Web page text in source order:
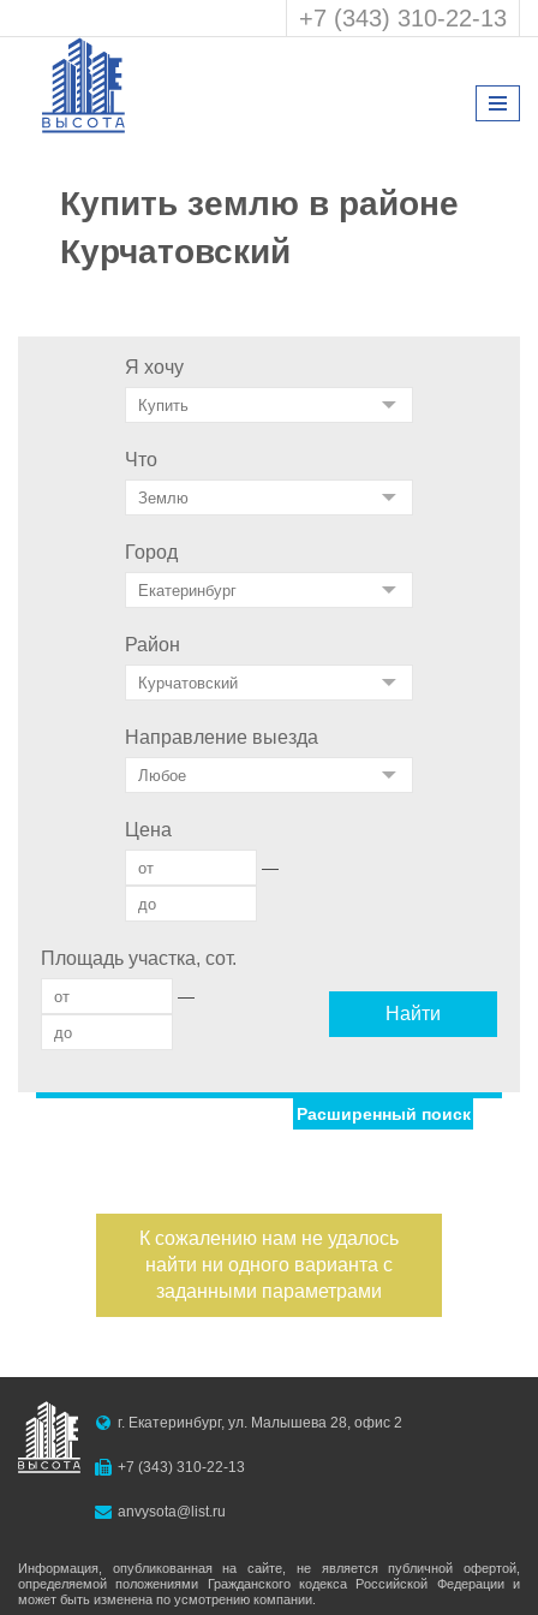
+7 (343) 310-22-13
Купить землю в районе
Курчатовский
Я хочу
Что
Город
Район
Направление выезда
Цена
—
Площадь участка, сот.
—
Найти
Асфальтовая дорога
Канализация подведена
С фото
Расширенный поиск
К сожалению нам не удалось
найти ни одного варианта с
заданными параметрами
г. Екатеринбург, ул. Малышева 28, офис 2
+7 (343) 310-22-13
anvysota@list.ru
Информация, опубликованная на сайте, не является публичной офертой,
определяемой положениями Гражданского кодекса Российской Федерации и
может быть изменена по усмотрению компании.